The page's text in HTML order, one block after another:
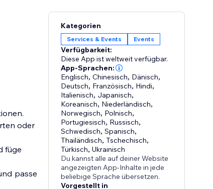
oder
Kategorien
Services & Events Events
Verfügbarkeit:
Diese App ist weltweit verfügbar.
App-Sprachen:
Englisch,Chinesisch, Dänisch,
Deutsch, Französisch, Hindi,
Italienisch, Japanisch,
Koreanisch, Niederländisch,
Norwegisch, Polnisch,
Portugiesisch, Russisch,
Schwedisch,Spanisch,
Thailändisch,Tschechisch,
Türkisch,Ukrainisch
Du kannst alle auf deiner Website
angezeigten App-Inhalte in jede
beliebige Sprache übersetzen.
Vorgestellt in